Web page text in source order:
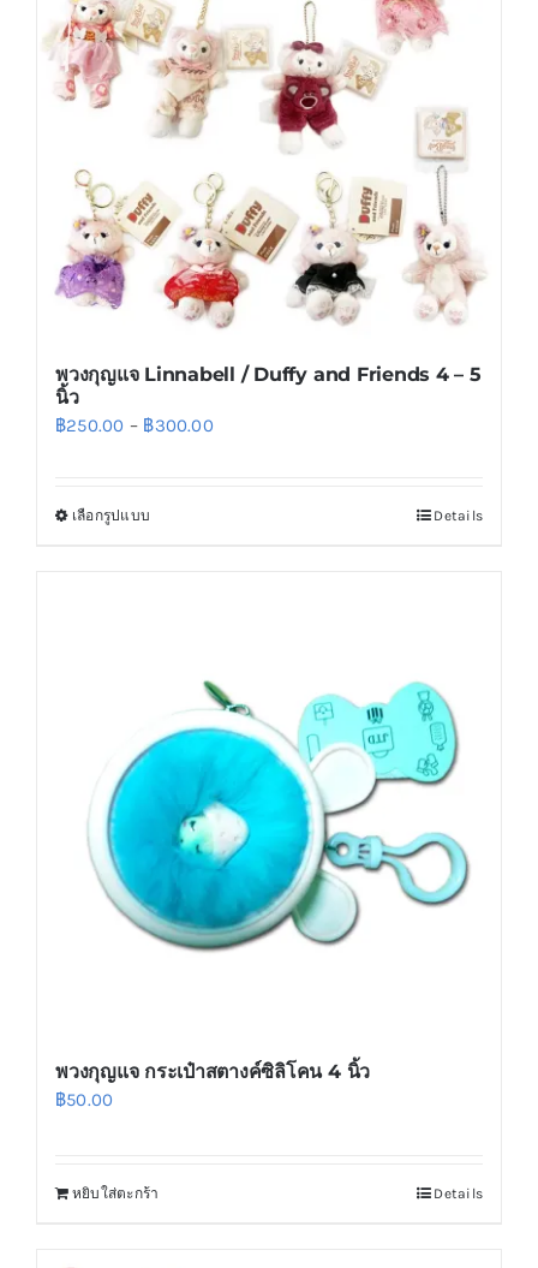
options
may
be
chosen
the
product
page
พวงกุญแจ Linnabell / Duffy and Friends 4 – 5
นิ้ว
฿250.00 – ฿300.00Price
เลือกรูปแบบ
options
may
chosen
the
product
page
Details
พวงกุญแจ กระเป๋าสตางค์ซิลิโคน 4 นิ้ว
฿50.00
หยิบใส่ตะกร้า Details